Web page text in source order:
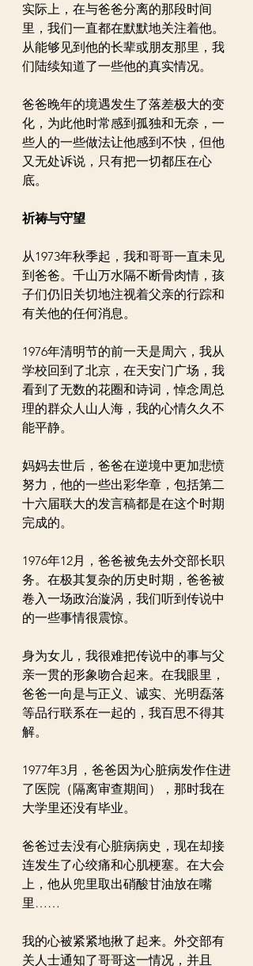
实际上，在与爸爸分离的那段时间
里，我们一直都在默默地关注着他。
从能够见到他的长辈或朋友那里，我
们陆续知道了一些他的真实情况。
爸爸晚年的境遇发生了落差极大的变
化，为此他时常感到孤独和无奈，一
些人的一些做法让他感到不快，但他
又无处诉说，只有把一切都压在心
底。
祈祷与守望
从1973年秋季起，我和哥哥一直未见
到爸爸。千山万水隔不断骨肉情，孩
子们仍旧关切地注视着父亲的行踪和
有关他的任何消息。
1976年清明节的前一天是周六，我从
学校回到了北京，在天安门广场，我
看到了无数的花圈和诗词，悼念周总
理的群众人山人海，我的心情久久不
能平静。
妈妈去世后，爸爸在逆境中更加悲愤
努力，他的一些出彩华章，包括第二
十六届联大的发言稿都是在这个时期
完成的。
1976年12月，爸爸被免去外交部长职
务。在极其复杂的历史时期，爸爸被
卷入一场政治漩涡，我们听到传说中
的一些事情很震惊。
身为女儿，我很难把传说中的事与父
亲一贯的形象吻合起来。在我眼里，
爸爸一向是与正义、诚实、光明磊落
等品行联系在一起的，我百思不得其
解。
1977年3月，爸爸因为心脏病发作住进
了医院（隔离审查期间），那时我在
大学里还没有毕业。
爸爸过去没有心脏病病史，现在却接
连发生了心绞痛和心肌梗塞。在大会
上，他从兜里取出硝酸甘油放在嘴
里……
我的心被紧紧地揪了起来。外交部有
关人士通知了哥哥这一情况，并且